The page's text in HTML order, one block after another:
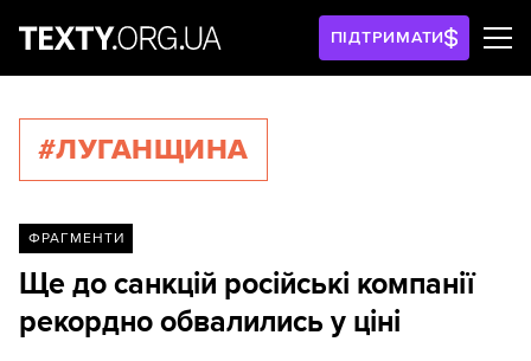
ПІДТРИМАТИ
#ЛУГАНЩИНА
ФРАГМЕНТИ
Ще до санкцій російські компанії
рекордно обвалились у ціні